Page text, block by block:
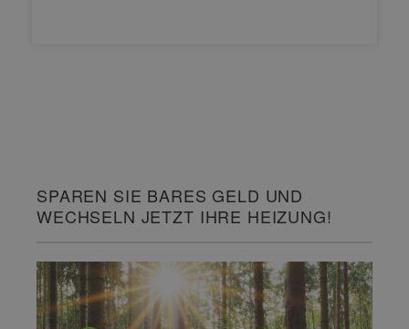
SPAREN SIE BARES GELD UND
WECHSELN JETZT IHRE HEIZUNG!